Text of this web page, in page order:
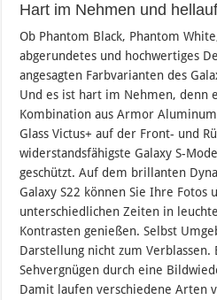
Hart im Nehmen und
Ob Phantom Black, Phantom
abgerundetes und hochwertiges
angesagten Farbvarianten des
Und es ist hart im Nehmen, denn
Kombination aus Armor
Glass Victus+ auf der Front- und
widerstandsfähigste Galaxy S-
geschützt. Auf dem brillanten
Galaxy S22 können Sie Ihre Fotos
unterschiedlichen Zeiten in
Kontrasten genießen. Selbst
Darstellung nicht zum Verblassen.
Sehvergnügen durch eine
Damit laufen verschiedene Arten